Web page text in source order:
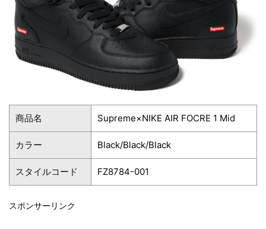
商品名 Supreme×NIKE AIR FOCRE 1 Mid
カラー Black/Black/Black
スタイルコード FZ8784-001
スポンサーリンク